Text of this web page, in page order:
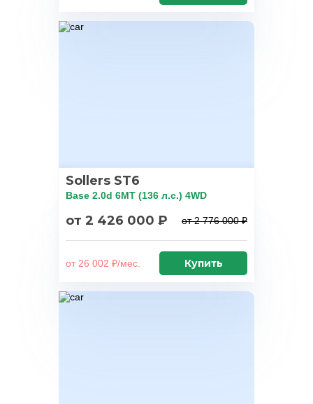
Sollers ST6
Base 2.0d 6MT (136 л.с.) 4WD
от 2 426 000 ₽ от 2 776 000 ₽
от 26 002 ₽/мес. Купить